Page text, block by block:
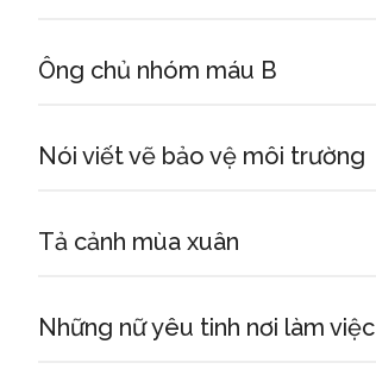
Ông chủ nhóm máu B
Nói viết vẽ bảo vệ môi trường
Tả cảnh mùa xuân
Những nữ yêu tinh nơi làm việc